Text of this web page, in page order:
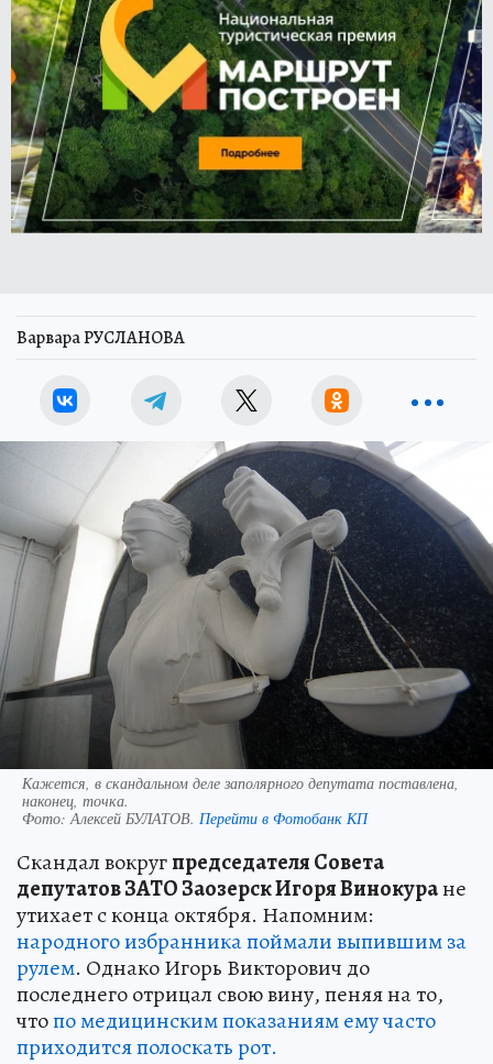
Варвара РУСЛАНОВА
Кажется, в скандальном деле заполярного депутата поставлена,
наконец, точка.
Фото:Алексей БУЛАТОВ. Перейти в Фотобанк КП
Скандал вокругпредседателя Совета
депутатов ЗАТО Заозерск Игоря Винокуране
утихает с конца октября. Напомним:
народного избранника поймали выпившим за
рулем. Однако Игорь Викторович до
последнего отрицал свою вину, пеняя на то,
чтопо медицинским показаниям ему часто
приходится полоскать рот.